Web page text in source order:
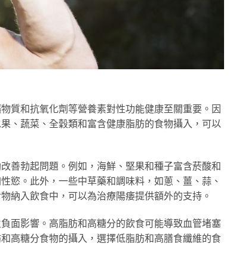
質和抗氧化劑等營養素對性功能健康至關重要。因
、蔬菜、全穀類和富含健康脂肪的食物攝入，可以
善勃起問題。例如，海鮮、堅果和種子富含菸酸和
慾。此外，一些中草藥和調味料，如蔥、薑、蒜、
納入飲食中，可以為治療陽痿提供額外的支持。
面影響。高脂肪和高糖分的飲食可能導致血管堵塞
高糖分食物的攝入，選擇低脂肪和高膳食纖維的食